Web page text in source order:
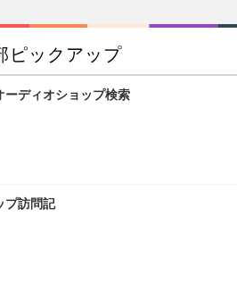
ピックアップ
ーディオショップ検索
プ訪問記